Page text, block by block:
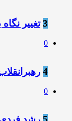
3 تغییر
0
4
0